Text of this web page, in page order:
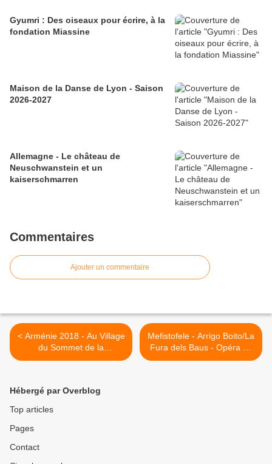
Gyumri : Des oiseaux pour écrire, à la
fondation Miassine
Maison de la Danse de Lyon - Saison
2026-2027
Allemagne - Le château de
Neuschwanstein et un
kaiserschmarren
Commentaires
Ajouter un commentaire
< Arménie 2018 - Au Village
du Sommet de la
Francophonie (2)
Mefistofele - Arrigo Boito/La
Fura dels Baus - Opéra de
Lyon >
Hébergé par Overblog
Top articles
Pages
Contact